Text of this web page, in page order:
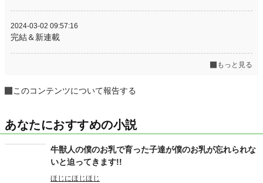
2024-03-02 09:57:16
完結＆新連載
もっと見る
このコンテンツについて報告する
あなたにおすすめの小説
牛獣人の僕のお乳で育った子達が僕のお乳が忘れられな
いと迫ってきます!!
ほじにほじほじ